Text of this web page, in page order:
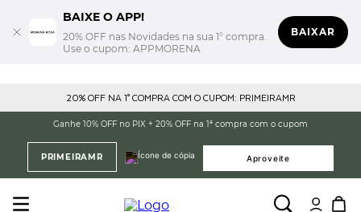
BAIXE O APP!
20% OFF nas Novidades na sua 1° compra.
Use o cupom: APPMORENA
BAIXAR
20% OFF NA 1° COMPRA COM O CUPOM: PRIMEIRAMR
Ganhe 10% OFF no PIX + 20% OFF na 1ª compra com o cupom
PRIMEIRAMR Aproveite